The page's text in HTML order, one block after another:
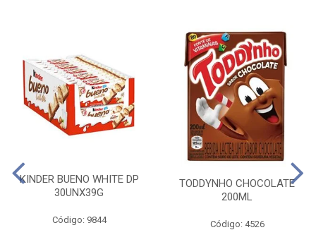
KINDER BUENO WHITE DP
30UNX39G
Código: 9844
TODDYNHO CHOCOLATE
200ML
Código: 4526